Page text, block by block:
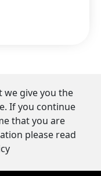
we give you the
If you continue
that you are
please read